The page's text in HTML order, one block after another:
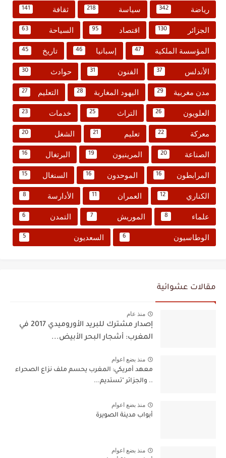
رياضة 342 سياسة 218 ثقافة 141
الجزائر 130 اقتصاد 95 السياحة 63
المؤسسة الملكية 47 إسبانيا 46 تاريخ 45
الأندلس 37 الفنون 31 حوادث 30
مدن مغربية 29 اليهود المغاربة 28 التعليم 27
العلويون 26 التراث 25 خدمات 23
معركة 22 تعليم 21 الشغل 20
الصناعة 20 المرينيون 19 البرتغال 16
المرابطون 16 الموحدون 16 السنغال 15
الكناري 12 العمران 11 الأدارسة 8
علماء 8 الموريش 7 التمدن 6
الوطاسيون 6 السعديون 5
مقالات عشوائية
منذ عام
إصدار مشترك للبريد الأوروميدي 2017 في
المغرب: أشجار البحر الأبيض...
منذ بضع اعوام
معهد أمريكي: المغرب يحسم ملف نزاع الصحراء
.. والجزائر "تستديم...
منذ بضع اعوام
أبواب مدينة الصويرة
منذ بضع اعوام